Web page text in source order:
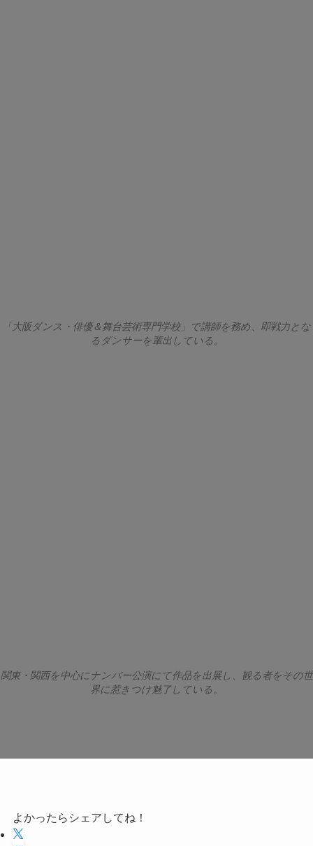
「大阪ダンス・俳優＆舞台芸術専門学校」で講師を務め、即戦力とな
るダンサーを輩出している。
関東・関西を中心にナンバー公演にて作品を出展し、観る者をその世
界に惹きつけ魅了している。
よかったらシェアしてね！